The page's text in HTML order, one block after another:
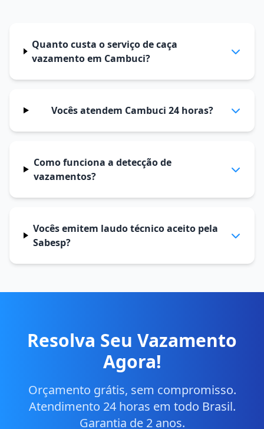
Quanto custa o serviço de caça
vazamento em Cambuci?
Vocês atendem Cambuci 24 horas?
Como funciona a detecção de
vazamentos?
Vocês emitem laudo técnico aceito pela
Sabesp?
Resolva Seu Vazamento
Agora!
Orçamento grátis, sem compromisso.
Atendimento 24 horas em todo Brasil.
Garantia de 2 anos.